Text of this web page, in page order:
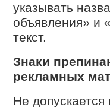
указывать
объявления» и
текст.
Знаки
рекламных
Не